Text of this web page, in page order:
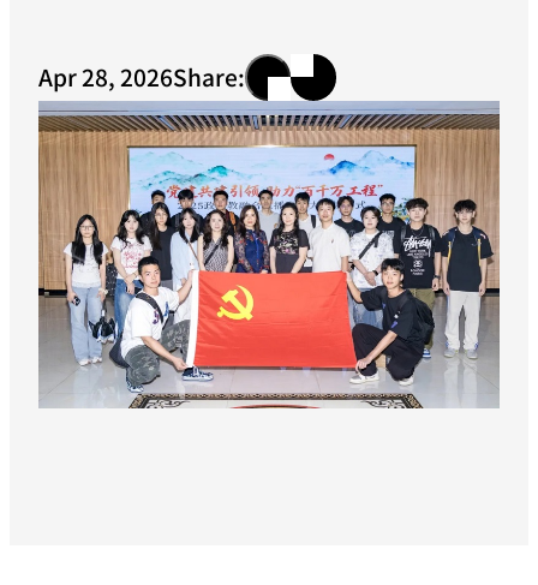
Apr 28, 2026Share: